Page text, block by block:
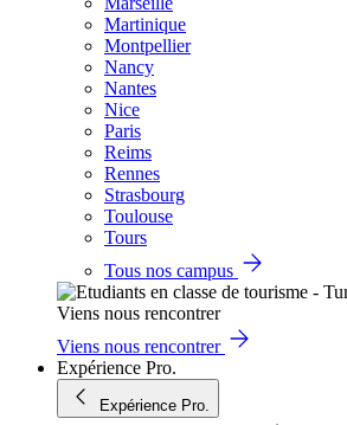
Martinique
Montpellier
Nancy
Nantes
Nice
Paris
Reims
Rennes
Strasbourg
Toulouse
Tours
Tous nos campus
Viens nous rencontrer
Viens nous rencontrer
Expérience Pro.
Expérience Pro.